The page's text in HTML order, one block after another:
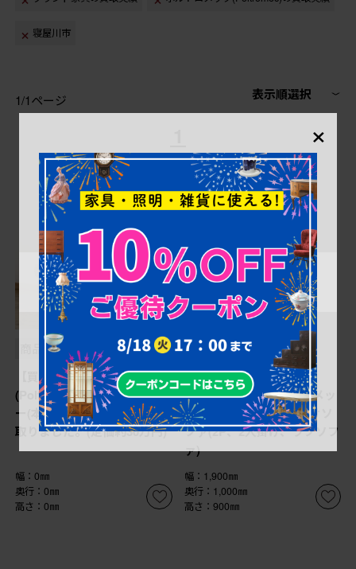
寝屋川市
1/1ページ 表示順選択
商品番号 B-058362
【買取】ポルトロメック
(Poltromec)のジェミニ レザ
ー(本革) 1人掛けソファを買
取りました。(定価約30万円)
幅：0㎜
奥行：0㎜
高さ：0㎜
商品番号 B-000015
【買取】中古 イタリア
IDC大塚家具 ポルトロメッ
ク(Poltromec) 二人掛けソ
ファ(2P、2人掛け、ラブソフ
ァ)
幅：1,900㎜
奥行：1,000㎜
高さ：900㎜
×